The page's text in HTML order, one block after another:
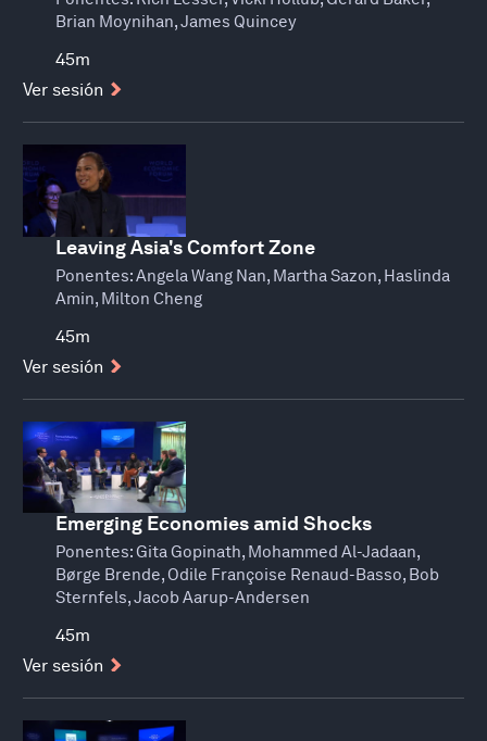
Brian Moynihan, James Quincey
45m
Ver sesión
Leaving Asia's Comfort Zone
Ponentes:Angela Wang Nan, Martha Sazon, Haslinda
Amin, Milton Cheng
45m
Ver sesión
Emerging Economies amid Shocks
Ponentes:Gita Gopinath, Mohammed Al-Jadaan,
Børge Brende, Odile Françoise Renaud-Basso, Bob
Sternfels, Jacob Aarup-Andersen
45m
Ver sesión